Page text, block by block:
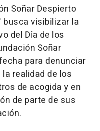
Soñar Despierto
busca visibilizar la
del Día de los
Soñar
para denunciar
realidad de los
de acogida y en
de parte de sus